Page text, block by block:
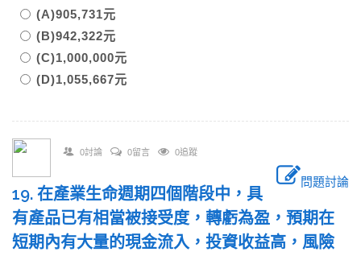
(A)905,731元
(B)942,322元
(C)1,000,000元
(D)1,055,667元
0討論 0留言 0追蹤
問題討論
19. 在產業生命週期四個階段中，具
有產品已有相當被接受度，轉虧為盈，預期在
短期內有大量的現金流入，投資收益高，風險